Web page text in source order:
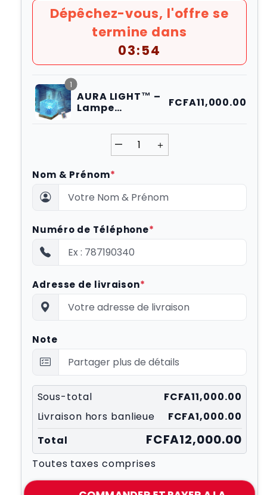
Dépêchez-vous, l'offre se
termine dans
03:53
1
AURA LIGHT™ –
Lampe
aurore boréale
FCFA11,000.00
— ＋
Nom & Prénom*
Numéro de Téléphone*
Adresse de livraison*
Note
Sous-total
FCFA11,000.00
Livraison hors banlieue
FCFA1,000.00
Total
FCFA12,000.00
Toutes taxes comprises